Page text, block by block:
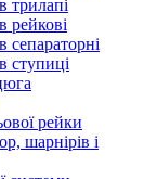
трилапі
рейкові
сепараторні
ступиці
рейки
шарнірів і